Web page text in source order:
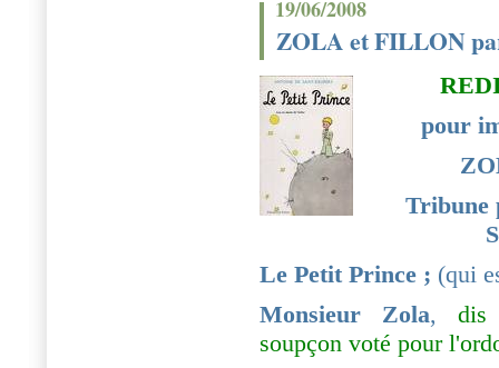
19/06/2008
ZOLA et FILLON
pour
Tribune
Le Petit Prince ; (qui
Monsieur Zola, dis
soupçon voté pour